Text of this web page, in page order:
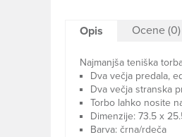
Opis Ocene (0)
Najmanjša teniška
Dva večja predala,
Dva večja stranska
Torbo lahko nosite
Dimenzije: 73.5 x
Barva: črna/rdeča